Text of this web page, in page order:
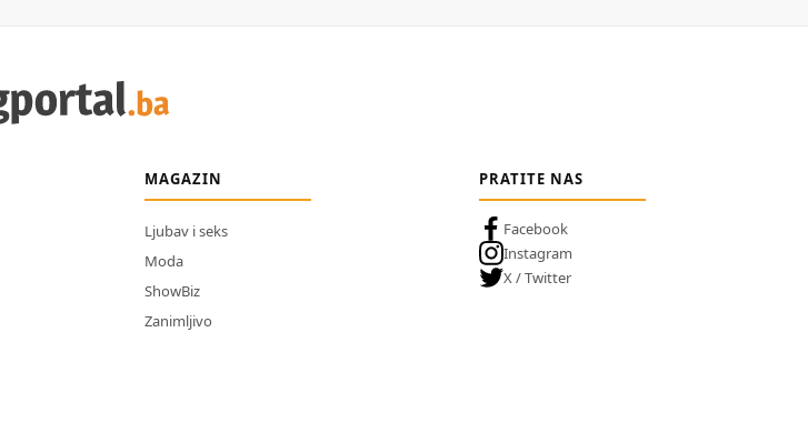
MAGAZIN
Ljubav i seks
Moda
ShowBiz
Zanimljivo
PRATITE NAS
Facebook
Instagram
X / Twitter